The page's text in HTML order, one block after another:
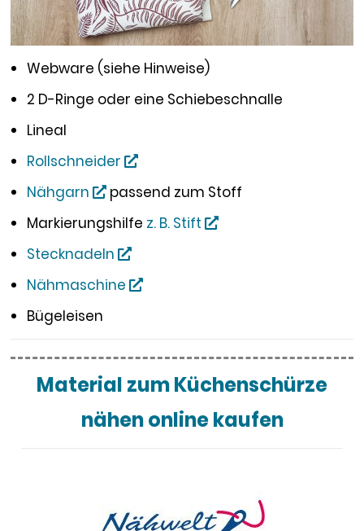
Webware (siehe Hinweise)
2 D-Ringe oder eine Schiebeschnalle
Lineal
Rollschneider
Nähgarn
passend zum Stoff
Markierungshilfe z. B. Stift
Stecknadeln
Nähmaschine
Bügeleisen
Material zum Küchenschürze
nähen online kaufen